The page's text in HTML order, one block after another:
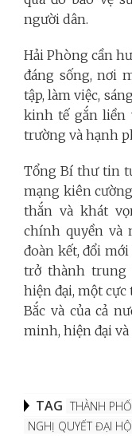
người dân.
Hải Phòng cần
đáng sống, nơi
tập, làm việc,
kinh tế gắn liền
trường và hạnh
Tổng Bí thư tin
mạng kiên
thắn và khát
chính quyền và
đoàn kết, đổi
trở thành trung
hiện đại, một
Bắc và của cả
minh, hiện đại và
TAG THÀNH
NGHỊ QUYẾT ĐẠI